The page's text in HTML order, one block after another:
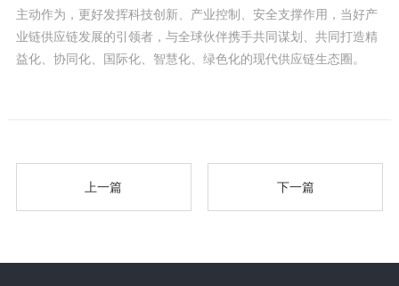
主动作为，更好发挥科技创新、产业控制、安全支撑作用，当好产
业链供应链发展的引领者，与全球伙伴携手共同谋划、共同打造精
益化、协同化、国际化、智慧化、绿色化的现代供应链生态圈。
上一篇 下一篇